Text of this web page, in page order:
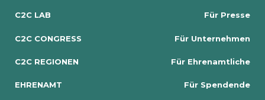
C2C LAB
C2C CONGRESS
C2C REGIONEN
EHRENAMT
Für Presse
Für Unternehmen
Für Ehrenamtliche
Für Spendende